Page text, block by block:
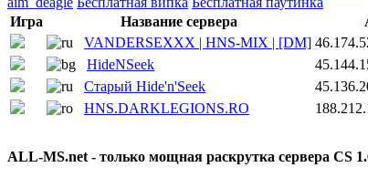
Игра
Название сервера
VANDERSEXXX | HNS-MIX | [DM]
HideNSeek
Старый Hide'n'Seek
HNS.DARKLEGIONS.RO
ALL-MS.net - только мощная раскрутка сервера CS